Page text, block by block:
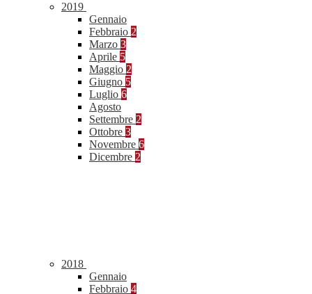
2019
Gennaio
Febbraio 2
Marzo 3
Aprile 5
Maggio 2
Giugno 5
Luglio 6
Agosto
Settembre 2
Ottobre 3
Novembre 6
Dicembre 2
2018
Gennaio
Febbraio 4